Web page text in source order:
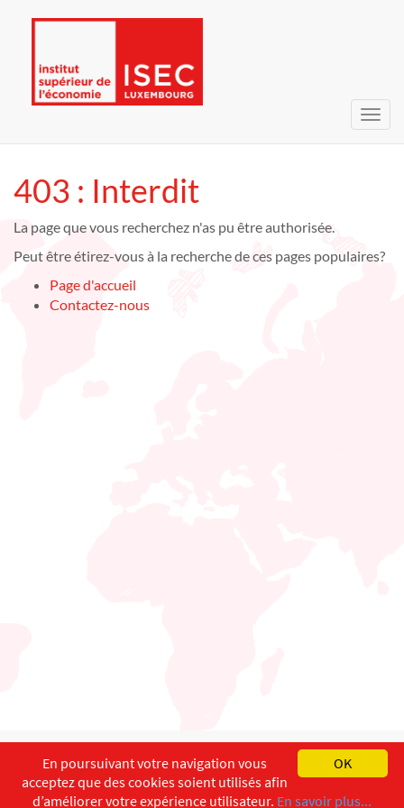
403 : Interdit
La page que vous recherchez n'as pu être authorisée.
Peut être étirez-vous à la recherche de ces pages populaires?
Page d'accueil
Contactez-nous
English Français
Copyright ©ISEC-AdW Aspects légaux
OK
En poursuivant votre navigation vous
acceptez que des cookies soient utilisés afin
d’améliorer votre expérience utilisateur. En savoir plus...